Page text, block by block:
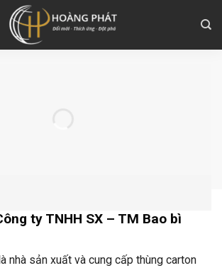
ty TNHH SX – TM Bao bì
nhà sản xuất và cung cấp thùng carton